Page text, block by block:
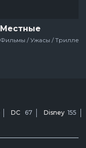
Местные
DC 67 Disney 155